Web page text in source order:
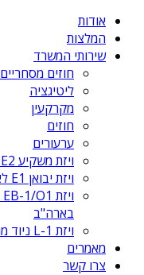
אודות
המלצות
שירותי המשרד
חוזים מסחריים
ליטיגציה
מקרקעין
חוזים
ערעורים
ויזת משקיע E2 לארה״ב
ויזת יבואן E1 לארה"ב – עורך דין ניר אביבי
בארה"ב
ויזת L-1 ניוד מנהלים ועובדים לארה"ב
מאמרים
צרו קשר